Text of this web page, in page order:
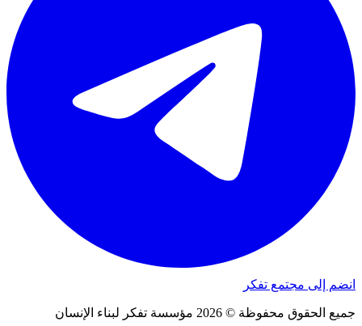
انضم إلى مجتمع تفكر
جميع الحقوق محفوظة © 2026 مؤسسة تفكر لبناء الإنسان